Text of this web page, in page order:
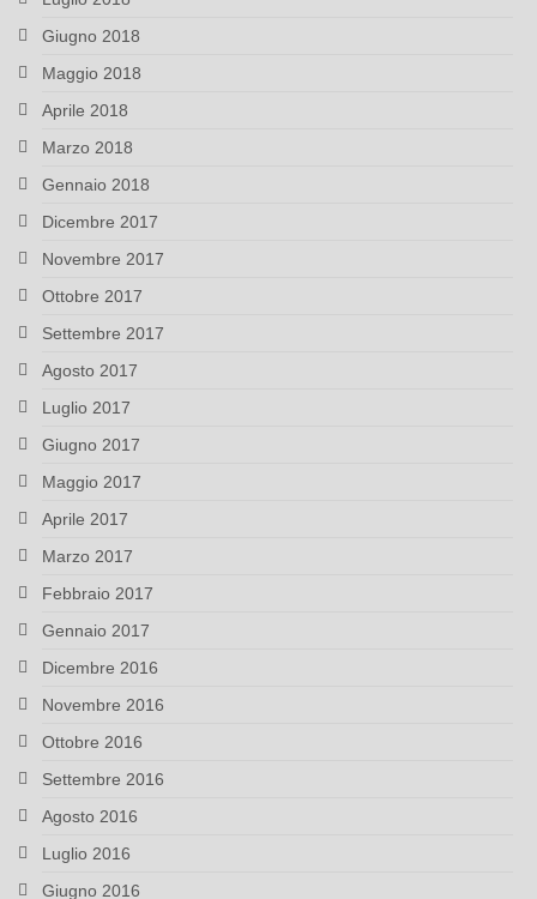
Giugno 2018
Maggio 2018
Aprile 2018
Marzo 2018
Gennaio 2018
Dicembre 2017
Novembre 2017
Ottobre 2017
Settembre 2017
Agosto 2017
Luglio 2017
Giugno 2017
Maggio 2017
Aprile 2017
Marzo 2017
Febbraio 2017
Gennaio 2017
Dicembre 2016
Novembre 2016
Ottobre 2016
Settembre 2016
Agosto 2016
Luglio 2016
Giugno 2016